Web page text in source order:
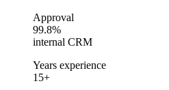
Approval
99.8%
internal CRM
Years experience
15+